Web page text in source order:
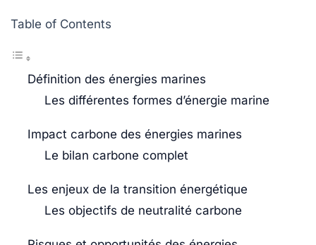
Table of Contents
Définition des énergies marines
Les différentes formes d’énergie marine
Impact carbone des énergies marines
Le bilan carbone complet
Les enjeux de la transition énergétique
Les objectifs de neutralité carbone